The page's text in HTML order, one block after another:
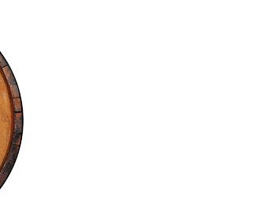
todo Chile.
(46%vol.